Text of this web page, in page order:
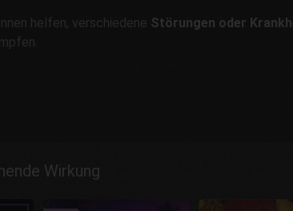
helfen, verschiedene Störungen oder
Wirkung